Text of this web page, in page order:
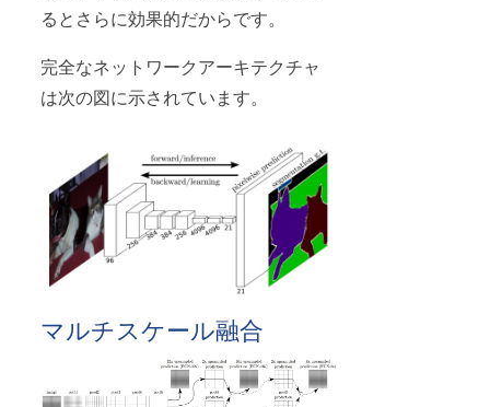
るとさらに効果的だからです。
完全なネットワークアーキテクチャ
は次の図に示されています。
マルチスケール融合